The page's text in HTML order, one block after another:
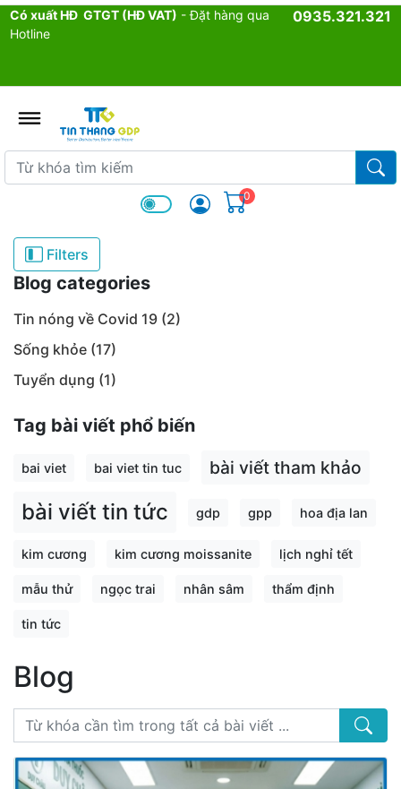
Có xuất HĐ GTGT (HĐ VAT) - Đặt hàng qua
Hotline
0935.321.321
Từ khóa tìm kiếm
Từ
0
Filters
Blog
Blog categories
Tin nóng về Covid 19 (2)
Sống khỏe (17)
Tuyển dụng (1)
Tag bài viết phổ biến
bai viet bai viet tin tuc bài viết tham khảo
bài viết tin tức gdp gpp hoa địa lan
kim cương kim cương moissanite lịch nghỉ tết
mẫu thử ngọc trai nhân sâm thẩm định
tin tức